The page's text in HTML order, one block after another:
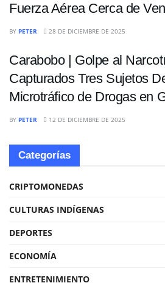
Fuerza Aérea Cerca de
BY PETER 28 DE DICIEMBRE DE 2025
Carabobo | Golpe al
Capturados Tres Sujetos
Microtráfico de Drogas en
BY PETER 12 DE DICIEMBRE DE 2025
Categorías
CRIPTOMONEDAS
CULTURAS INDÍGENAS
DEPORTES
ECONOMÍA
ENTRETENIMIENTO